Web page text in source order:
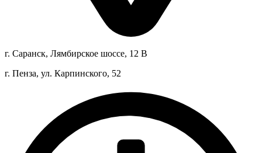
г. Саранск, Лямбирское шоссе, 12 В
г. Пенза, ул. Карпинского, 52